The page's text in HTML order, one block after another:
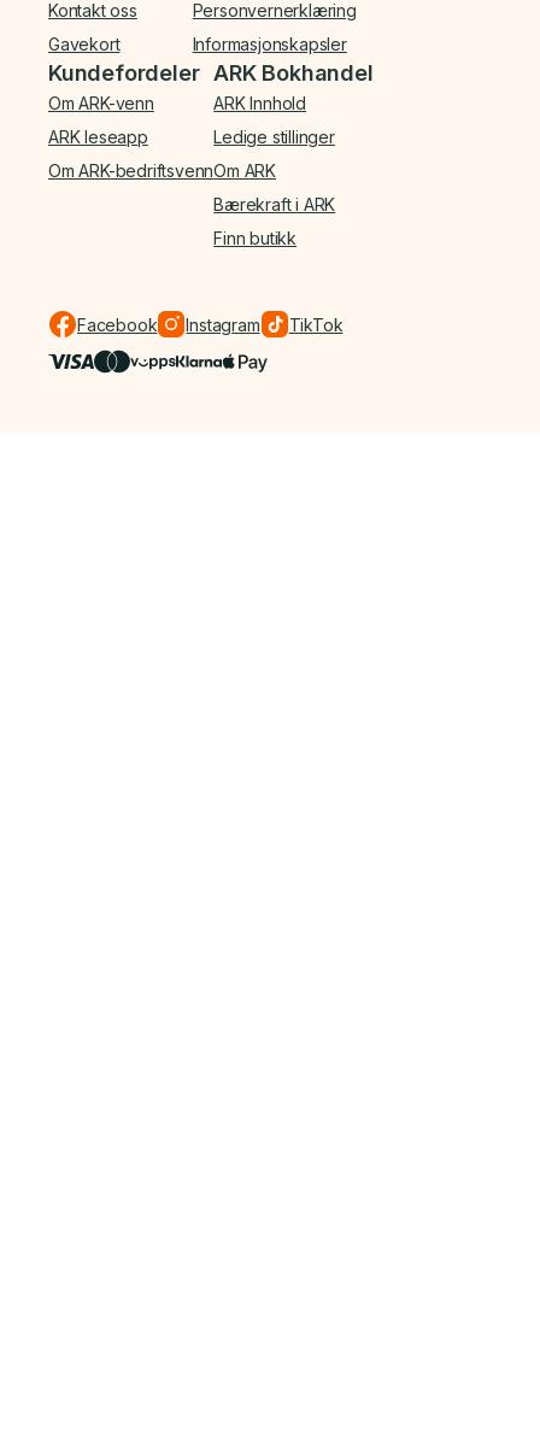
Kontakt oss
Gavekort
Personvernerklæring
Informasjonskapsler
Kundefordeler
Om ARK-venn
ARK leseapp
Om ARK-bedriftsvenn
ARK Bokhandel
ARK Innhold
Ledige stillinger
Om ARK
Bærekraft i ARK
Finn butikk
Facebook Instagram TikTok